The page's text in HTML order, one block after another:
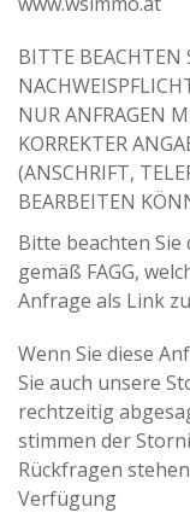
BITTE BEACHTEN
NUR ANFRAGEN
KORREKTER
(ANSCHRIFT,
BEARBEITEN
Bitte beachten
gemäß FAGG,
Anfrage als Link
Wenn Sie diese
Sie auch unsere
rechtzeitig
stimmen der
Rückfragen
Verfügung